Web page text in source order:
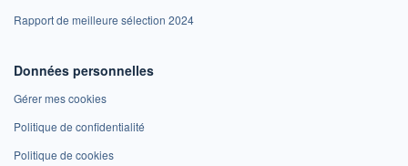
Rapport de meilleure sélection 2024
Données personnelles
Gérer mes cookies
Politique de confidentialité
Politique de cookies